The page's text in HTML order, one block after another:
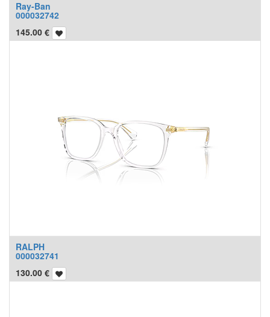
Ray-Ban
000032742
145.00 €
RALPH
000032741
130.00 €